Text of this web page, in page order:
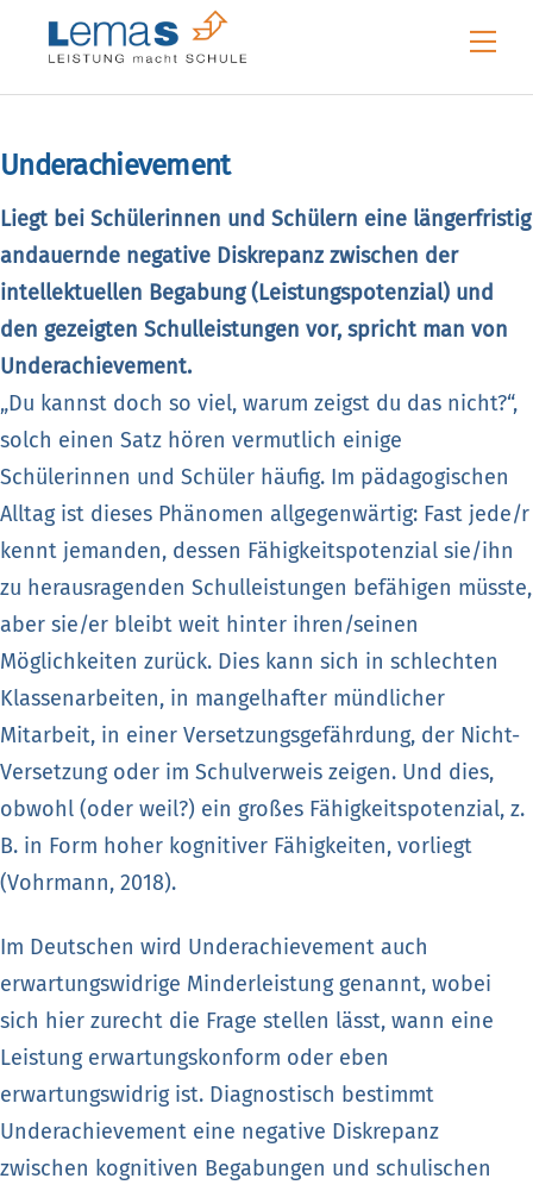
Underachievement
Liegt bei Schülerinnen und Schülern eine längerfristig
andauernde negative Diskrepanz zwischen der
intellektuellen Begabung (Leistungspotenzial) und
den gezeigten Schulleistungen vor, spricht man von
Underachievement.
„Du kannst doch so viel, warum zeigst du das nicht?“,
solch einen Satz hören vermutlich einige
Schülerinnen und Schüler häufig. Im pädagogischen
Alltag ist dieses Phänomen allgegenwärtig: Fast jede/r
kennt jemanden, dessen Fähigkeitspotenzial sie/ihn
zu herausragenden Schulleistungen befähigen müsste,
aber sie/er bleibt weit hinter ihren/seinen
Möglichkeiten zurück. Dies kann sich in schlechten
Klassenarbeiten, in mangelhafter mündlicher
Mitarbeit, in einer Versetzungsgefährdung, der Nicht-
Versetzung oder im Schulverweis zeigen. Und dies,
obwohl (oder weil?) ein großes Fähigkeitspotenzial, z.
B. in Form hoher kognitiver Fähigkeiten, vorliegt
(Vohrmann, 2018).
Im Deutschen wird Underachievement auch
erwartungswidrige Minderleistung genannt, wobei
sich hier zurecht die Frage stellen lässt, wann eine
Leistung erwartungskonform oder eben
erwartungswidrig ist. Diagnostisch bestimmt
Underachievement eine negative Diskrepanz
zwischen kognitiven Begabungen und schulischen